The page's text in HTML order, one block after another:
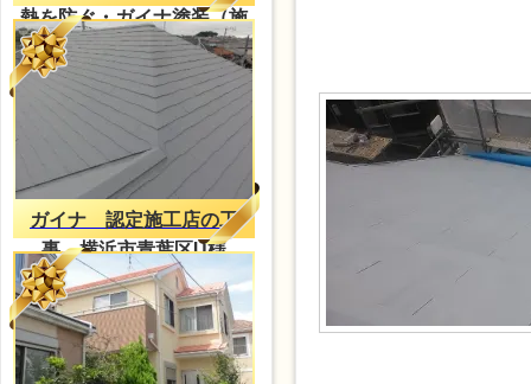
熱を防ぐ・ガイナ塗装（施
工事例）
ガイナ 認定施工店の工
事 横浜市青葉区U様